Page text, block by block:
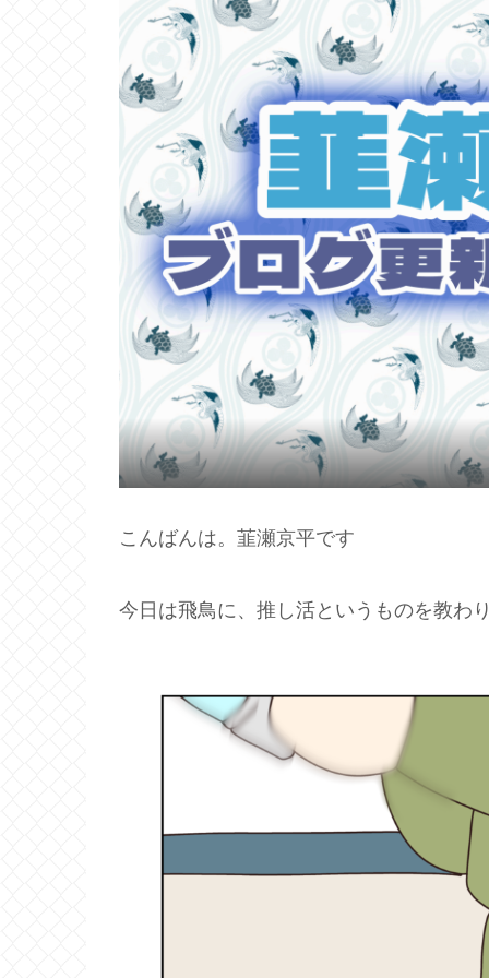
こんばんは。韮瀬京平です
今日は飛鳥に、推し活というものを教わ